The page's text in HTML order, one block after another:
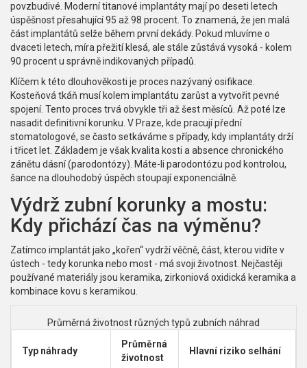
povzbudivé. Moderní titanové implantáty mají po deseti letech
úspěšnost přesahující 95 až 98 procent. To znamená, že jen malá
část implantátů selže během první dekády. Pokud mluvíme o
dvaceti letech, míra přežití klesá, ale stále zůstává vysoká - kolem
90 procent u správně indikovaných případů.
Klíčem k této dlouhověkosti je proces nazývaný osifikace.
Kosteňová tkáň musí kolem implantátu zarůst a vytvořit pevné
spojení. Tento proces trvá obvykle tři až šest měsíců. Až poté lze
nasadit definitivní korunku. V Praze, kde pracují přední
stomatologové, se často setkáváme s případy, kdy implantáty drží
i třicet let. Základem je však kvalita kosti a absence chronického
zánětu dásní (parodontózy). Máte-li parodontózu pod kontrolou,
šance na dlouhodobý úspěch stoupají exponenciálně.
Výdrž zubní korunky a mostu:
Kdy přichází čas na výměnu?
Zatímco implantát jako „kořen“ vydrží věčně, část, kterou vidíte v
ústech - tedy korunka nebo most - má svoji životnost. Nejčastěji
používané materiály jsou keramika, zirkoniová oxidická keramika a
kombinace kovu s keramikou.
Průměrná životnost různých typů zubních náhrad
Typ náhrady
Průměrná
životnost
Hlavní riziko selhání